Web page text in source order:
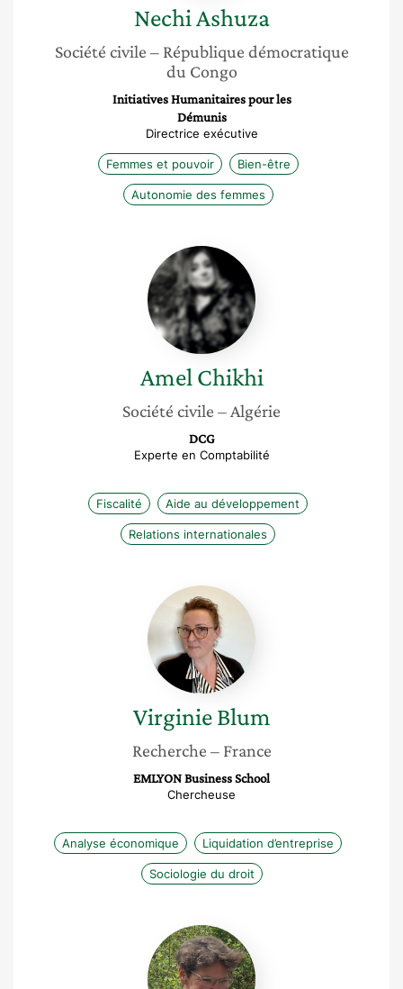
NechiAshuza
Société civile – République démocratique
du Congo
Initiatives Humanitaires pour les
Démunis
Directrice exécutive
Femmes et pouvoir Bien-être
Autonomie des femmes
Amel
Chikhi
Amel Chikhi
Société civile – Algérie
DCG
Experte en Comptabilité
Fiscalité Aide au développement
Relations internationales
Virginie
Blum
Virginie Blum
Recherche – France
EMLYON Business School
Chercheuse
Analyse économique Liquidation d’entreprise
Sociologie du droit
Elodie
Ritzenthaler